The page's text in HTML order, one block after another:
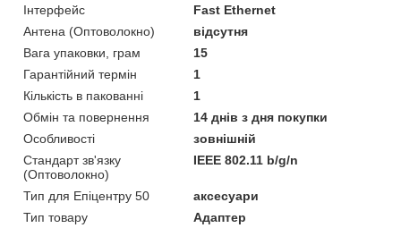
Інтерфейс
Fast Ethernet
Антена (Оптоволокно)
відсутня
Вага упаковки, грам
15
Гарантійний термін
1
Кількість в пакованні
1
Обмін та повернення
14 днів з дня покупки
Особливості
зовнішній
Стандарт зв'язку
(Оптоволокно)
IEEE 802.11 b/g/n
Тип для Епіцентру 50
аксесуари
Тип товару
Адаптер